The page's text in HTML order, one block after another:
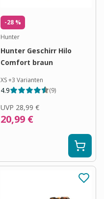
-28 %
Hunter
Hunter Geschirr Hilo
Comfort braun
XS+3 Varianten
4.9 (9)
UVP 28,99 €
20,99 €